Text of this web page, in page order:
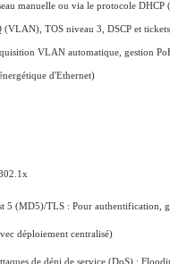
manuelle ou via le protocole DHCP
(VLAN), TOS niveau 3, DSCP et
VLAN automatique, gestion
d'Ethernet)
TLS : Pour authentification,
déploiement centralisé)
déni de service (DoS) :